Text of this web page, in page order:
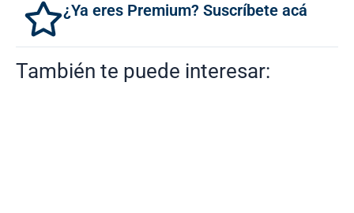
¿Ya eres Premium? Suscríbete acá
También te puede interesar: